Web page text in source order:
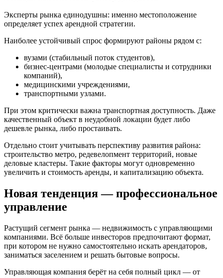
Эксперты рынка единодушны: именно местоположение
определяет успех арендной стратегии.
Наиболее устойчивый спрос формируют районы рядом с:
вузами (стабильный поток студентов),
бизнес-центрами (молодые специалисты и сотрудники
компаний),
медицинскими учреждениями,
транспортными узлами.
При этом критически важна транспортная доступность. Даже
качественный объект в неудобной локации будет либо
дешевле рынка, либо простаивать.
Отдельно стоит учитывать перспективу развития района:
строительство метро, редевелопмент территорий, новые
деловые кластеры. Такие факторы могут одновременно
увеличить и стоимость аренды, и капитализацию объекта.
Новая тенденция — профессиональное
управление
Растущий сегмент рынка — недвижимость с управляющими
компаниями. Всё больше инвесторов предпочитают формат,
при котором не нужно самостоятельно искать арендаторов,
заниматься заселением и решать бытовые вопросы.
Управляющая компания берёт на себя полный цикл — от